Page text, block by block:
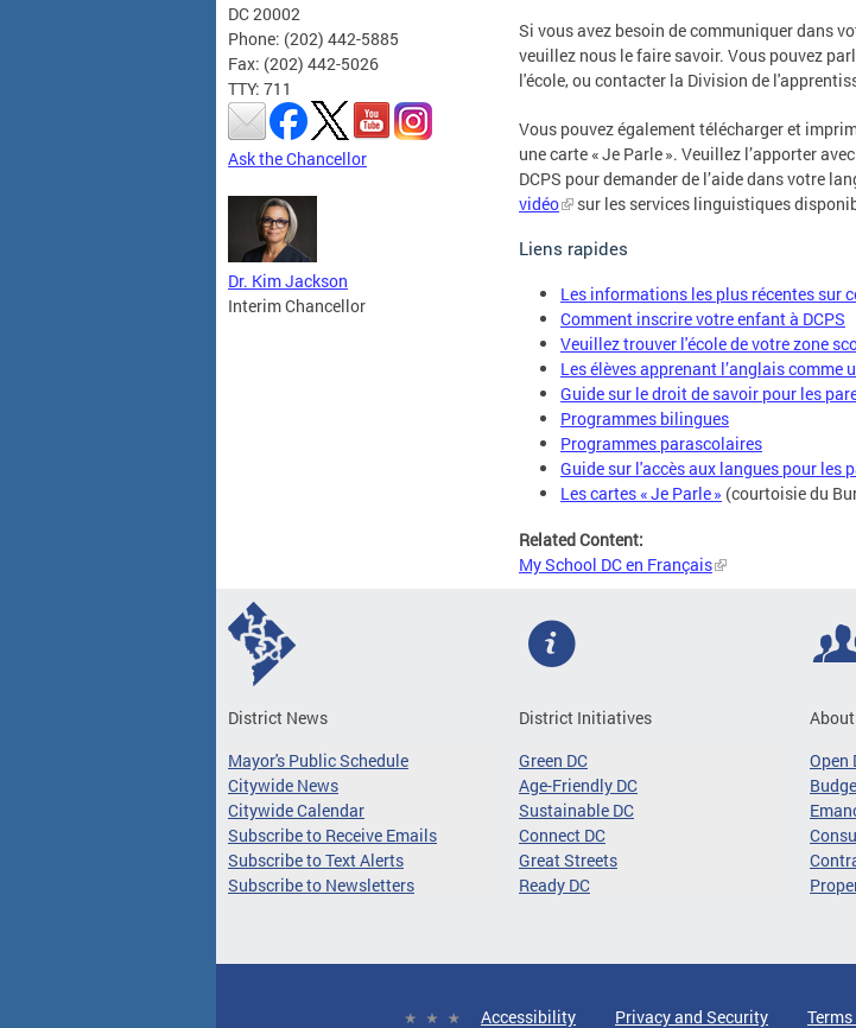
DC 20002
Phone: (202) 442-5885
Fax: (202) 442-5026
TTY: 711
Ask the Chancellor
Dr. Kim Jackson
Interim Chancellor
Si vous avez besoin de communiquer dans
veuillez nous le faire savoir. Vous pouvez
l'école, ou contacter la Division de
Vous pouvez également télécharger et
une carte « Je Parle ». Veuillez l’apporter
DCPS pour demander de l’aide dans votre
vidéo
sur les services linguistiques
Liens rapides
Les informations les plus récentes sur
Comment inscrire votre enfant à DCPS
Veuillez trouver l'école de votre zone
Les élèves apprenant l’anglais comme
Guide sur le droit de savoir pour les
Programmes bilingues
Programmes parascolaires
Guide sur l'accès aux langues pour les
Les cartes « Je Parle » (courtoisie du
Related Content:
My School DC en Français
District News
Mayor's Public Schedule
Citywide News
Citywide Calendar
Subscribe to Receive Emails
Subscribe to Text Alerts
Subscribe to Newsletters
District Initiatives
Green DC
Age-Friendly DC
Sustainable DC
Connect DC
Great Streets
Ready DC
About
Open
Accessibility Privacy and Security